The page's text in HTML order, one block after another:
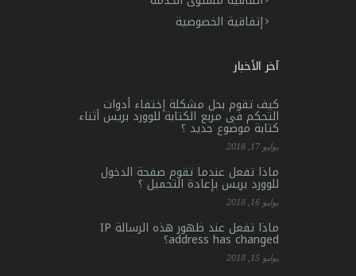
إتفاقية الخصوصية
آخر الأخبار
كيف تقوم بحل مشكلة إختفاء أدوات
التحكم فى مربع الكتابة للوورد بريس أثناء
كتابة موضوع جديد ؟
يوليو 17, 2018
ماذا تفعل عندما تقوم صفحة الدخول
للوورد بريس بإعادة التحميل ؟
يوليو 16, 2018
ماذا تفعل عند ظهور هذه الرسالة IP
address has changed؟
يوليو 15, 2018